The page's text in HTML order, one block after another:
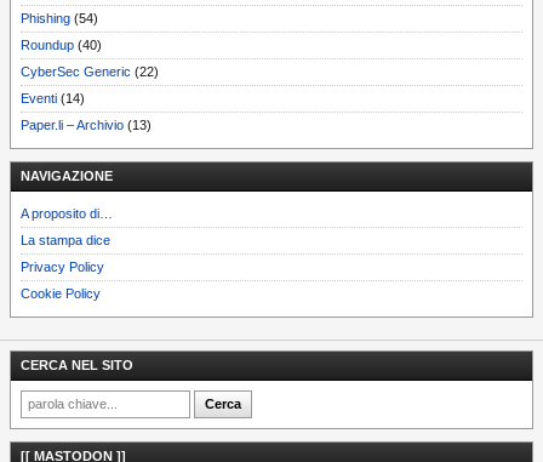
Phishing (54)
Roundup (40)
CyberSec Generic (22)
Eventi (14)
Paper.li – Archivio (13)
NAVIGAZIONE
A proposito di…
La stampa dice
Privacy Policy
Cookie Policy
CERCA NEL SITO
[[ MASTODON ]]